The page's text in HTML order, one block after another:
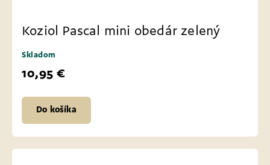
Koziol Pascal mini obedár zelený
Skladom
10,95 €
Do košíka